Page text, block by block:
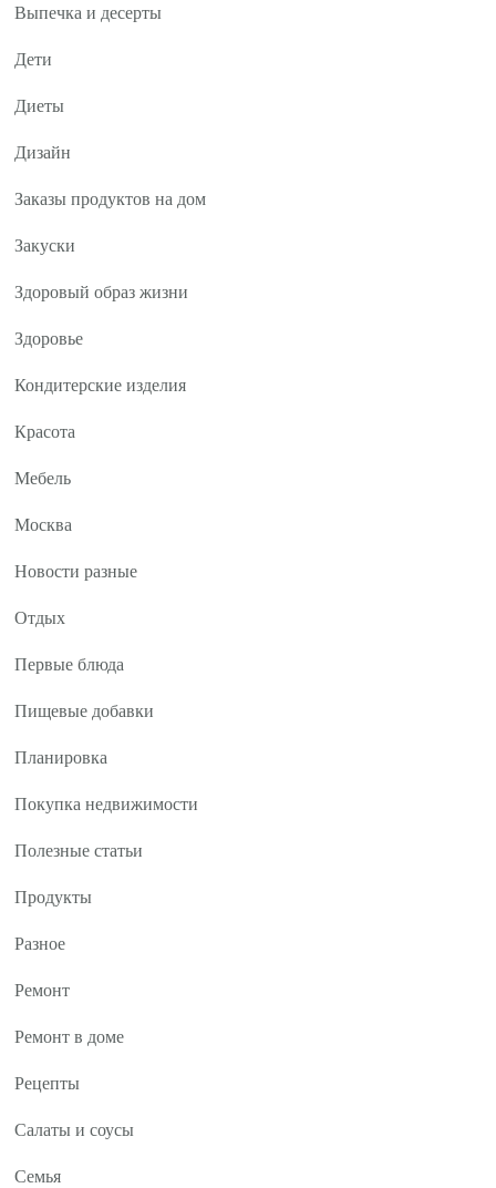
Выпечка и десерты
Дети
Диеты
Дизайн
Заказы продуктов на дом
Закуски
Здоровый образ жизни
Здоровье
Кондитерские изделия
Красота
Мебель
Москва
Новости разные
Отдых
Первые блюда
Пищевые добавки
Планировка
Покупка недвижимости
Полезные статьи
Продукты
Разное
Ремонт
Ремонт в доме
Рецепты
Салаты и соусы
Семья